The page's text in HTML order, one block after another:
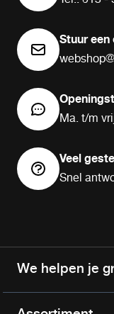
Stuur
Ma. t/m
Veel
Snel
We helpen je